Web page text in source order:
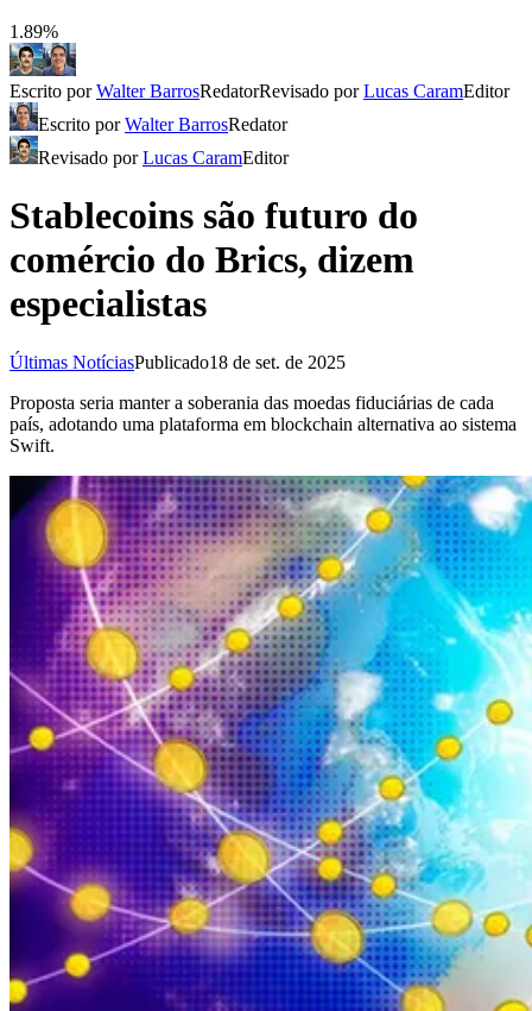
1.89%
Escrito porWalter BarrosRedatorRevisado porLucas CaramEditor
Escrito porWalter BarrosRedator
Revisado porLucas CaramEditor
Stablecoins são futuro do
comércio do Brics, dizem
especialistas
Últimas NotíciasPublicado18 de set. de 2025
Proposta seria manter a soberania das moedas fiduciárias de cada
país, adotando uma plataforma em blockchain alternativa ao sistema
Swift.